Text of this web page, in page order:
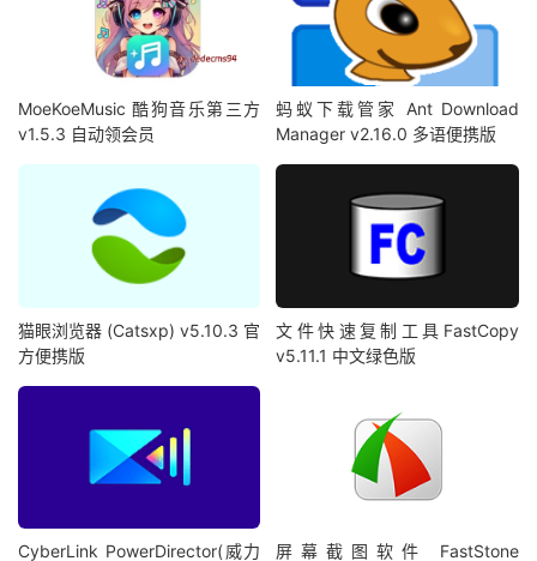
MoeKoeMusic 酷狗音乐第三方
v1.5.3 自动领会员
蚂蚁下载管家 Ant Download
Manager v2.16.0 多语便携版
猫眼浏览器 (Catsxp) v5.10.3 官
方便携版
文件快速复制工具FastCopy
v5.11.1 中文绿色版
CyberLink PowerDirector(威力
屏幕截图软件 FastStone